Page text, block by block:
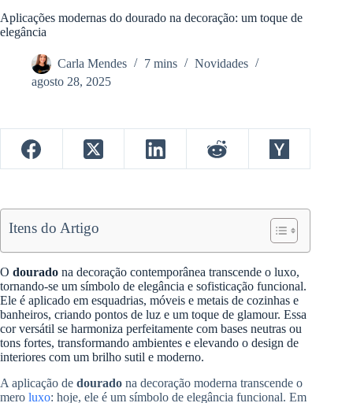
Aplicações modernas do dourado na decoração: um toque de
elegância
Carla Mendes 7 mins
Novidades
agosto 28, 2025
Itens do Artigo
O dourado na decoração contemporânea transcende o luxo,
tornando-se um símbolo de elegância e sofisticação funcional.
Ele é aplicado em esquadrias, móveis e metais de cozinhas e
banheiros, criando pontos de luz e um toque de glamour. Essa
cor versátil se harmoniza perfeitamente com bases neutras ou
tons fortes, transformando ambientes e elevando o design de
interiores com um brilho sutil e moderno.
A aplicação de dourado na decoração moderna transcende o
mero luxo: hoje, ele é um símbolo de elegância funcional. Em